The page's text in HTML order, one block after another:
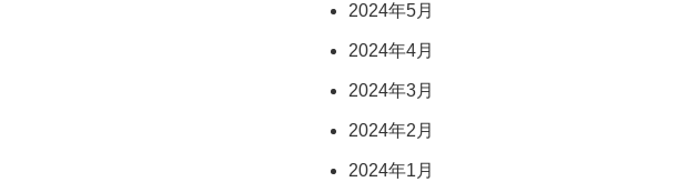
2024年5月
2024年4月
2024年3月
2024年2月
2024年1月